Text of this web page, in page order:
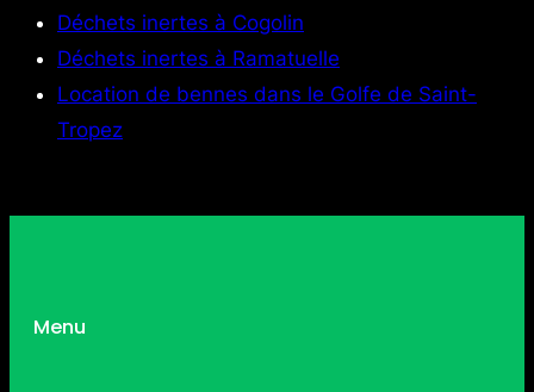
Déchets inertes à Cogolin
Déchets inertes à Ramatuelle
Location de bennes dans le Golfe de Saint-
Tropez
Menu